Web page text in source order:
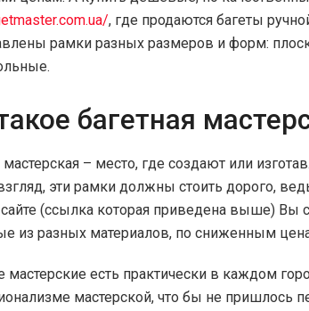
, где продаются багеты
рамки разных размеров и форм:
багетная
мастерская – место, где создают или
эти рамки должны стоить дорого,
(ссылка которая приведена выше) Вы
из разных материалов, по сниженным
мастерские есть практически в каждом
мастерской, что бы не пришлось